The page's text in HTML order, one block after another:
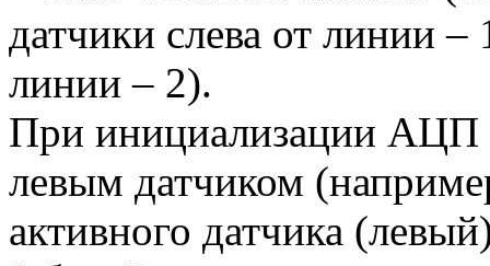
датчики слева от линии –
линии – 2).
При инициализации АЦП
левым датчиком
активного датчика